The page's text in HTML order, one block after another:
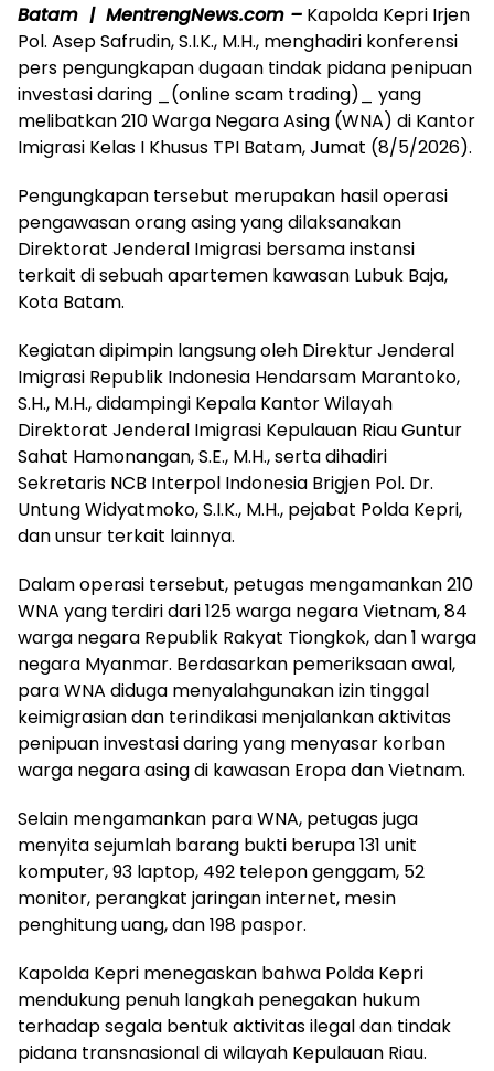
Batam | MentrengNews.com – Kapolda Kepri Irjen
Pol. Asep Safrudin, S.I.K., M.H., menghadiri konferensi
pers pengungkapan dugaan tindak pidana penipuan
investasi daring _(online scam trading)_ yang
melibatkan 210 Warga Negara Asing (WNA) di Kantor
Imigrasi Kelas I Khusus TPI Batam, Jumat (8/5/2026).
Pengungkapan tersebut merupakan hasil operasi
pengawasan orang asing yang dilaksanakan
Direktorat Jenderal Imigrasi bersama instansi
terkait di sebuah apartemen kawasan Lubuk Baja,
Kota Batam.
Kegiatan dipimpin langsung oleh Direktur Jenderal
Imigrasi Republik Indonesia Hendarsam Marantoko,
S.H., M.H., didampingi Kepala Kantor Wilayah
Direktorat Jenderal Imigrasi Kepulauan Riau Guntur
Sahat Hamonangan, S.E., M.H., serta dihadiri
Sekretaris NCB Interpol Indonesia Brigjen Pol. Dr.
Untung Widyatmoko, S.I.K., M.H., pejabat Polda Kepri,
dan unsur terkait lainnya.
Dalam operasi tersebut, petugas mengamankan 210
WNA yang terdiri dari 125 warga negara Vietnam, 84
warga negara Republik Rakyat Tiongkok, dan 1 warga
negara Myanmar. Berdasarkan pemeriksaan awal,
para WNA diduga menyalahgunakan izin tinggal
keimigrasian dan terindikasi menjalankan aktivitas
penipuan investasi daring yang menyasar korban
warga negara asing di kawasan Eropa dan Vietnam.
Selain mengamankan para WNA, petugas juga
menyita sejumlah barang bukti berupa 131 unit
komputer, 93 laptop, 492 telepon genggam, 52
monitor, perangkat jaringan internet, mesin
penghitung uang, dan 198 paspor.
Kapolda Kepri menegaskan bahwa Polda Kepri
mendukung penuh langkah penegakan hukum
terhadap segala bentuk aktivitas ilegal dan tindak
pidana transnasional di wilayah Kepulauan Riau.